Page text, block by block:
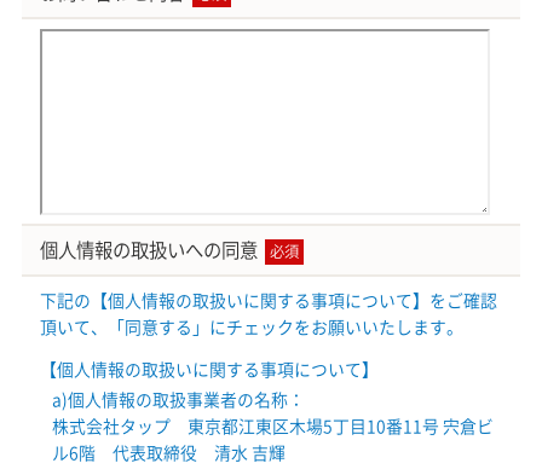
個人情報の取扱いへの同意 必須
下記の【個人情報の取扱いに関する事項について】をご確認
頂いて、「同意する」にチェックをお願いいたします。
【個人情報の取扱いに関する事項について】
a)個人情報の取扱事業者の名称：
株式会社タップ 東京都江東区木場5丁目10番11号 宍倉ビ
ル6階 代表取締役 清水 吉輝